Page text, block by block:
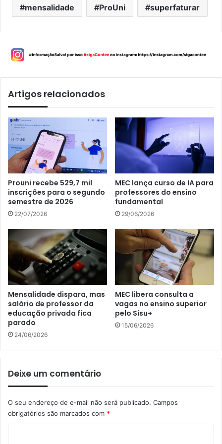
mensalidade ProUni superfaturar
Artigos relacionados
Prouni recebe 529,7 mil
inscrições para o segundo
semestre de 2026
22/07/2026
MEC lança curso de IA para
professores do ensino
fundamental
29/06/2026
Mensalidade dispara, mas
salário de professor da
educação privada fica
parado
24/06/2026
MEC libera consulta a
vagas no ensino superior
pelo Sisu+
15/06/2026
Deixe um comentário
O seu endereço de e-mail não será publicado. Campos
obrigatórios são marcados com *